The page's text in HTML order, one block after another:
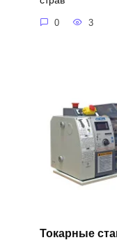
0 3
Токарные